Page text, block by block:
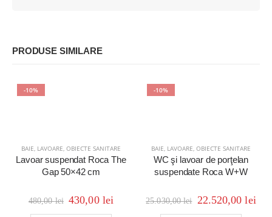
PRODUSE SIMILARE
-10%
BAIE, LAVOARE, OBIECTE SANITARE
Lavoar suspendat Roca The
Gap 50×42 cm
480,00lei 430,00 lei
-10%
BAIE, LAVOARE, OBIECTE SANITARE
WC şi lavoar de porţelan
suspendate Roca W+W
25.030,00lei 22.520,00lei